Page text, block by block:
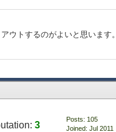
ウトするのがよいと思います。
3
Posts: 105
Joined: Jul 2011